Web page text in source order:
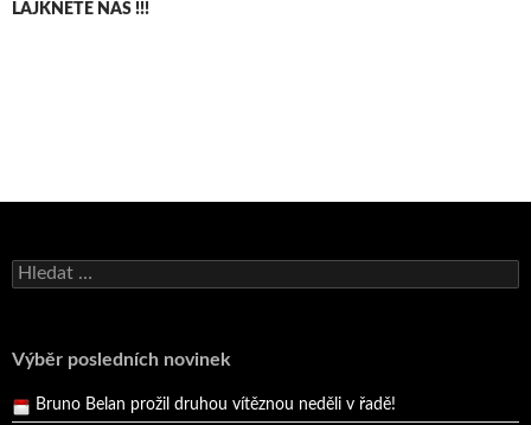
LAJKNĚTE NÁS !!!
Vyhledávání
Výběr posledních novinek
Andy Appleton obhájil dlouhodrážní titul!
Bruno Belan se radoval z triumfu na domácí dráze!